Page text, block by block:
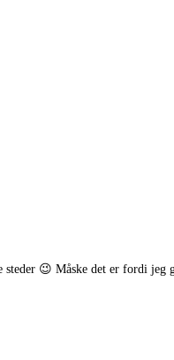
😉 Måske det er fordi jeg